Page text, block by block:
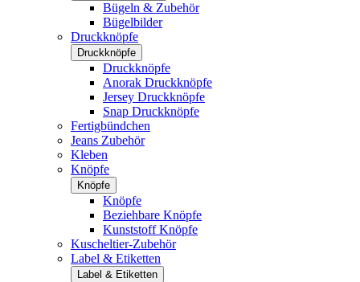
Bügeln & Zubehör
Bügelbilder
Druckknöpfe
Druckknöpfe
Druckknöpfe
Anorak Druckknöpfe
Jersey Druckknöpfe
Snap Druckknöpfe
Fertigbündchen
Jeans Zubehör
Kleben
Knöpfe
Knöpfe
Knöpfe
Beziehbare Knöpfe
Kunststoff Knöpfe
Kuscheltier-Zubehör
Label & Etiketten
Label & Etiketten